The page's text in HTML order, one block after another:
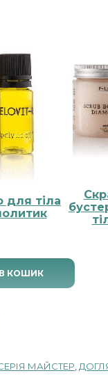
для тіла
КОШИК
МАЙСТЕР